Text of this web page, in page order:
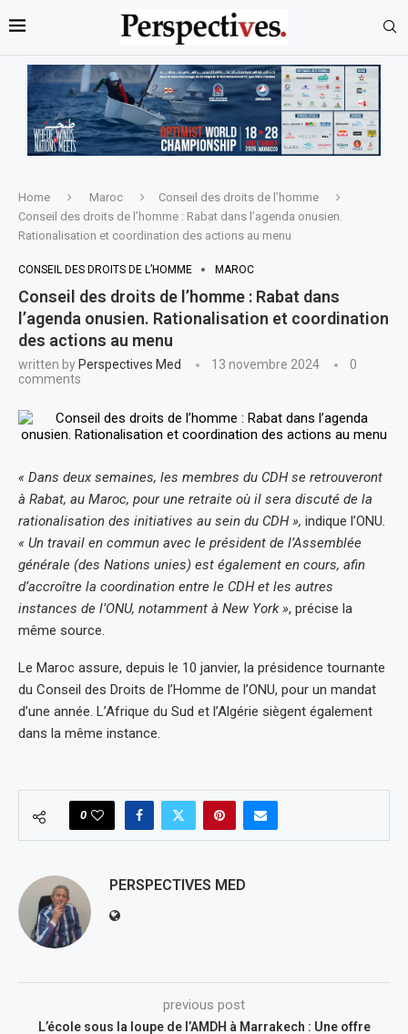
Home Maroc
Conseil des droits de l’homme
Conseil des droits de l’homme : Rabat dans l’agenda onusien.
Rationalisation et coordination des actions au menu
CONSEIL DES DROITS DE L’HOMME MAROC
Conseil des droits de l’homme : Rabat dans
l’agenda onusien. Rationalisation et coordination
des actions au menu
written by Perspectives Med 13 novembre 2024
0
comments
« Dans deux semaines, les membres du CDH se retrouveront
à Rabat, au Maroc, pour une retraite où il sera discuté de la
rationalisation des initiatives au sein du CDH », indique l’ONU.
« Un travail en commun avec le président de l’Assemblée
générale (des Nations unies) est également en cours, afin
d’accroître la coordination entre le CDH et les autres
instances de l’ONU, notamment à New York », précise la
même source.
Le Maroc assure, depuis le 10 janvier, la présidence tournante
du Conseil des Droits de l’Homme de l’ONU, pour un mandat
d’une année. L’Afrique du Sud et l’Algérie siègent également
dans la même instance.
0
PERSPECTIVES MED
previous post
L’école sous la loupe de l’AMDH à Marrakech : Une offre